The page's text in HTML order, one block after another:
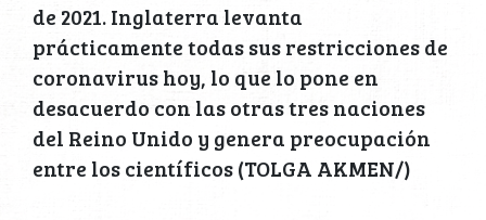
de 2021. Inglaterra levanta
prácticamente todas sus restricciones de
coronavirus hoy, lo que lo pone en
desacuerdo con las otras tres naciones
del Reino Unido y genera preocupación
entre los científicos (TOLGA AKMEN/)